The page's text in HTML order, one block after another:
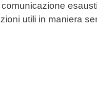
utili in maniera